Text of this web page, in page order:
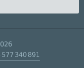
340 891